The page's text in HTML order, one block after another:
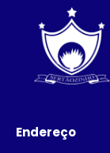
Endereço